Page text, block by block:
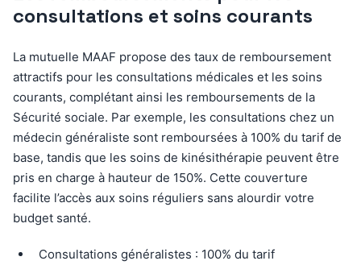
consultations et soins courants
La mutuelle MAAF propose des taux de remboursement
attractifs pour les consultations médicales et les soins
courants, complétant ainsi les remboursements de la
Sécurité sociale. Par exemple, les consultations chez un
médecin généraliste sont remboursées à 100% du tarif de
base, tandis que les soins de kinésithérapie peuvent être
pris en charge à hauteur de 150%. Cette couverture
facilite l’accès aux soins réguliers sans alourdir votre
budget santé.
Consultations généralistes : 100% du tarif